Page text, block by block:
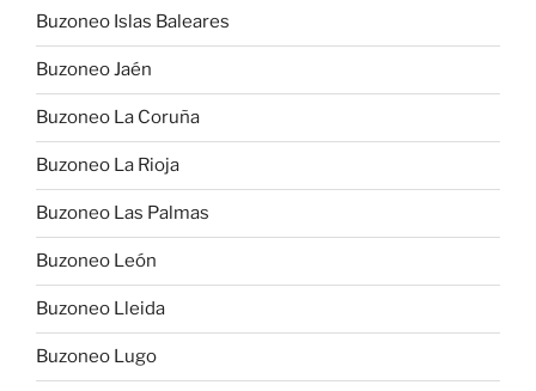
Buzoneo Islas Baleares
Buzoneo Jaén
Buzoneo La Coruña
Buzoneo La Rioja
Buzoneo Las Palmas
Buzoneo León
Buzoneo Lleida
Buzoneo Lugo